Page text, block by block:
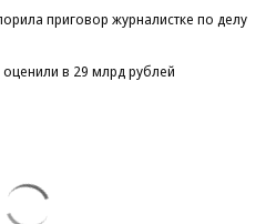
приговор журналистке по делу
в 29 млрд рублей